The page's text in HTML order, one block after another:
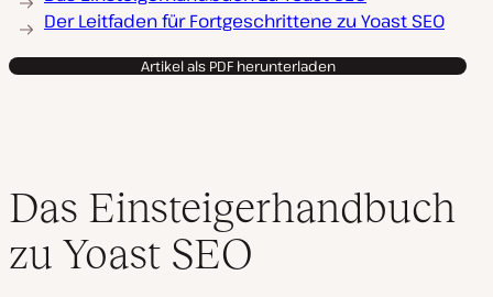
Der Leitfaden für Fortgeschrittene zu Yoast SEO
Artikel als PDF herunterladen
Das Einsteigerhandbuch
zu Yoast SEO